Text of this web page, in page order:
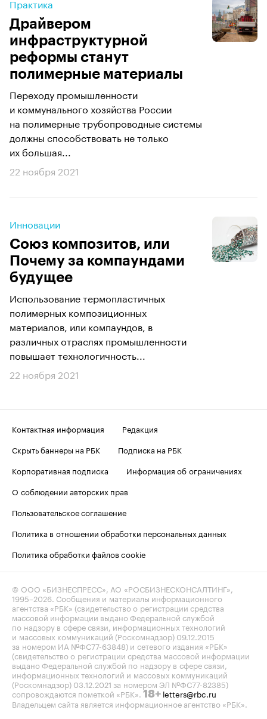
Практика
Драйвером
инфраструктурной
реформы станут
полимерные материалы
Переходу промышленности
и коммунального хозяйства России
на полимерные трубопроводные системы
должны способствовать не только
их большая...
22 ноября 2021
Инновации
Союз композитов, или
Почему за компаундами
будущее
Использование термопластичных
полимерных композиционных
материалов, или компаундов, в
различных отраслях промышленности
повышает технологичность...
22 ноября 2021
Контактная информация
Редакция
Скрыть баннеры на РБК
Подписка на РБК
Корпоративная подписка
Информация об ограничениях
О соблюдении авторских прав
Пользовательское соглашение
Политика в отношении обработки персональных данных
Политика обработки файлов cookie
© ООО «БИЗНЕСПРЕСС», АО «РОСБИЗНЕСКОНСАЛТИНГ»,
1995–2026. Сообщения и материалы информационного
агентства «РБК» (свидетельство о регистрации средства
массовой информации выдано Федеральной службой
по надзору в сфере связи, информационных технологий
и массовых коммуникаций (Роскомнадзор) 09.12.2015
за номером ИА №ФС77-63848) и сетевого издания «РБК»
(свидетельство о регистрации средства массовой информации
выдано Федеральной службой по надзору в сфере связи,
информационных технологий и массовых коммуникаций
(Роскомнадзор) 03.12.2021 за номером ЭЛ №ФС77-82385)
сопровождаются пометкой «РБК». 18+ letters@rbc.ru
Владельцем сайта является информационное агентство «РБК».